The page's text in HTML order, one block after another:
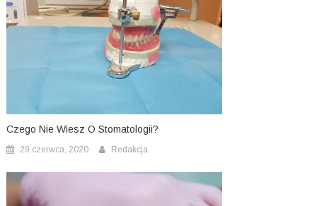
Czego Nie Wiesz O Stomatologii?
29 czerwca, 2020 Redakcja